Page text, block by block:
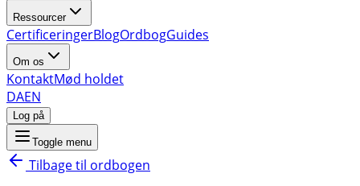
Ressourcer
CertificeringerBlogOrdbogGuides
Om os
KontaktMød holdet
DAEN
Log på
Toggle menu
Tilbage til ordbogen